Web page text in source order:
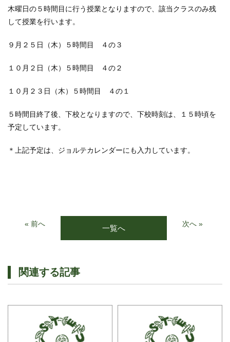
木曜日の５時間目に行う授業となりますので、該当クラスのみ残
して授業を行います。
９月２５日（木）５時間目 ４の３
１０月２日（木）５時間目 ４の２
１０月２３日（木）５時間目 ４の１
５時間目終了後、下校となりますので、下校時刻は、１５時頃を
予定しています。
＊上記予定は、ジョルテカレンダーにも入力しています。
« 前へ 一覧へ 次へ »
関連する記事